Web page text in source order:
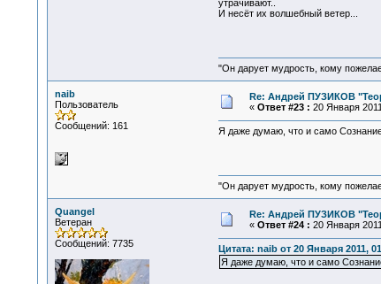
утрачивают..
И несёт их волшебный ветер...
"Он дарует мудрость, кому
naib
Пользователь
Сообщений: 161
Re: Андрей ПУЗИКОВ
« Ответ #23 : 20 Января
Я даже думаю, что и само
"Он дарует мудрость, кому
Quangel
Ветеран
Сообщений: 7735
Re: Андрей ПУЗИКОВ
« Ответ #24 : 20 Января
Цитата: naib от 20 Января 2011,
Я даже думаю, что и само